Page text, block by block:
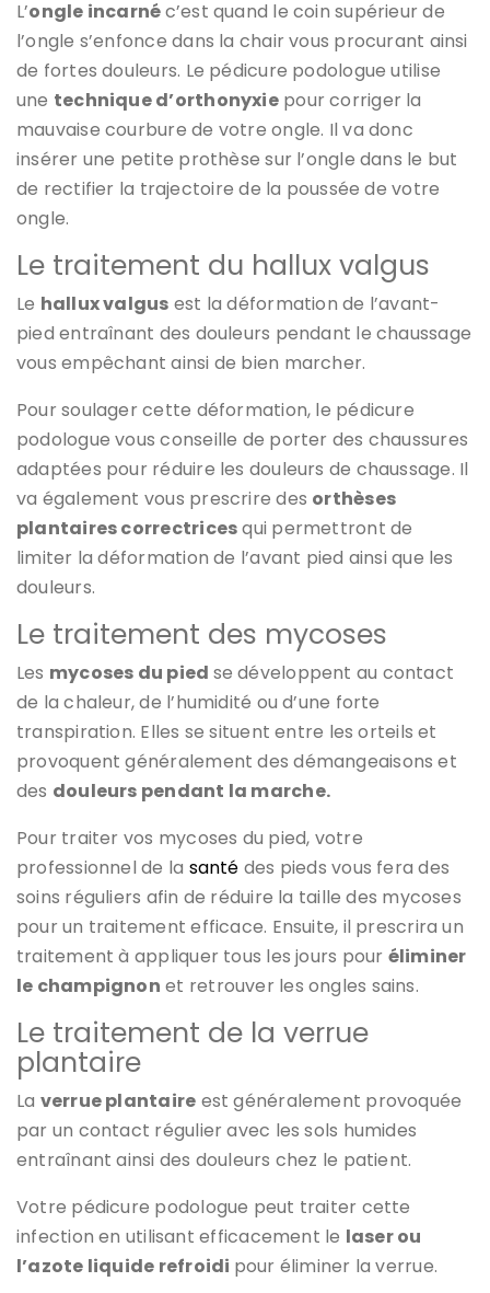
L’ongle incarnéc’est quand le coin supérieur de
l’ongle s’enfonce dans la chair vous procurant ainsi
de fortes douleurs. Le pédicure podologue utilise
une technique d’orthonyxiepour corriger la
mauvaise courbure de votre ongle. Il va donc
insérer une petite prothèse sur l’ongle dans le but
de rectifier la trajectoire de la poussée de votre
ongle.
Le traitement du hallux valgus
Le hallux valgus est la déformation de l’avant-
pied entraînant des douleurs pendant le chaussage
vous empêchant ainsi de bien marcher.
Pour soulager cette déformation, le pédicure
podologue vous conseille de porter des chaussures
adaptées pour réduire les douleurs de chaussage. Il
va également vous prescrire des orthèses
plantaires correctricesqui permettront de
limiter la déformation de l’avant pied ainsi que les
douleurs.
Le traitement des mycoses
Les mycoses du pied se développent au contact
de la chaleur, de l’humidité ou d’une forte
transpiration. Elles se situent entre les orteils et
provoquent généralement des démangeaisons et
des douleurs pendant la marche.
Pour traiter vos mycoses du pied, votre
professionnel de la santé des pieds vous fera des
soins réguliers afin de réduire la taille des mycoses
pour un traitement efficace. Ensuite, il prescrira un
traitement à appliquer tous les jours pour éliminer
le champignon et retrouver les ongles sains.
Le traitement de la verrue
plantaire
La verrue plantaire est généralement provoquée
par un contact régulier avec les sols humides
entraînant ainsi des douleurs chez le patient.
Votre pédicure podologue peut traiter cette
infection en utilisant efficacement le laser ou
l’azote liquide refroidi pour éliminer la verrue.